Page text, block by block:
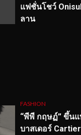
แฟชั่นโชว์
ลาน
FASHION
“พีพี กฤษฏ์” ขึ้น
บาสเดอร์